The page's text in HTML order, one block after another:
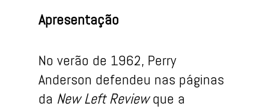
Apresentação
No verão de 1962, Perry
Anderson defendeu nas páginas
da New Left Reviewque a